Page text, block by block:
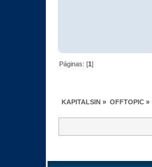
Páginas: [1]
KAPITALSIN » OFFTOPIC»